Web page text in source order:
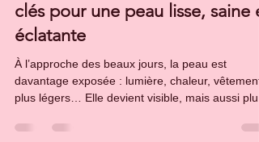
13 avr.
4 min de lecture
Préparer sa peau au soleil : les
clés pour une peau lisse, saine et
éclatante
davantage exposée : lumière, chaleur,